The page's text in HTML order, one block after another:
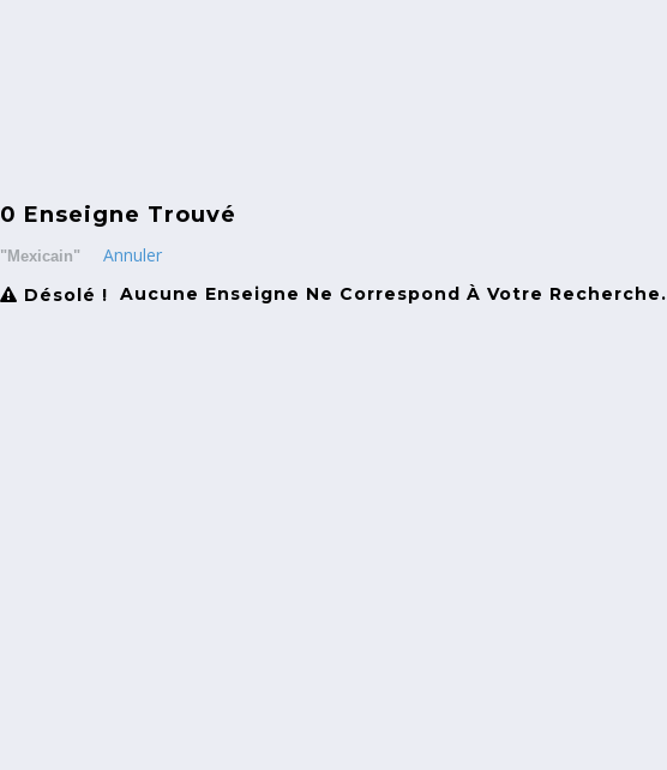
0 Enseigne Trouvé
"Mexicain" Annuler
Désolé ! Aucune Enseigne Ne Correspond À Votre Recherche.